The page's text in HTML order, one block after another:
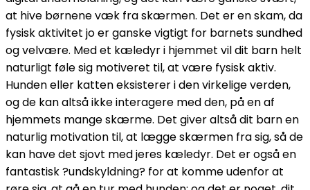
at hive børnene væk fra skærmen. Det er en skam, da
fysisk aktivitet jo er ganske vigtigt for barnets sundhed
og velvære. Med et kæledyr i hjemmet vil dit barn helt
naturligt føle sig motiveret til, at være fysisk aktiv.
Hunden eller katten eksisterer i den virkelige verden,
og de kan altså ikke interagere med den, på en af
hjemmets mange skærme. Det giver altså dit barn en
naturlig motivation til, at lægge skærmen fra sig, så de
kan have det sjovt med jeres kæledyr. Det er også en
fantastisk ?undskyldning? for at komme udenfor at